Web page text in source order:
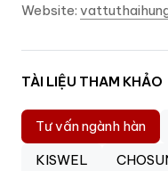
Website:
TÀI LIỆU THAM KHẢO
Tư vấn ngành hàn
KISWEL